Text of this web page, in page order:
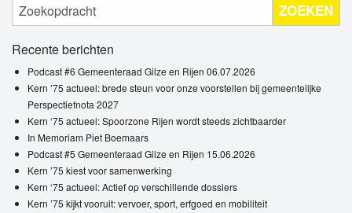
ZOEKEN
Recente berichten
Podcast #6 Gemeenteraad Gilze en Rijen 06.07.2026
Kern ’75 actueel: brede steun voor onze voorstellen bij gemeentelijke
Perspectiefnota 2027
Kern ‘75 actueel: Spoorzone Rijen wordt steeds zichtbaarder
In Memoriam Piet Boemaars
Podcast #5 Gemeenteraad Gilze en Rijen 15.06.2026
Kern ’75 kiest voor samenwerking
Kern ‘75 actueel: Actief op verschillende dossiers
Kern ’75 kijkt vooruit: vervoer, sport, erfgoed en mobiliteit